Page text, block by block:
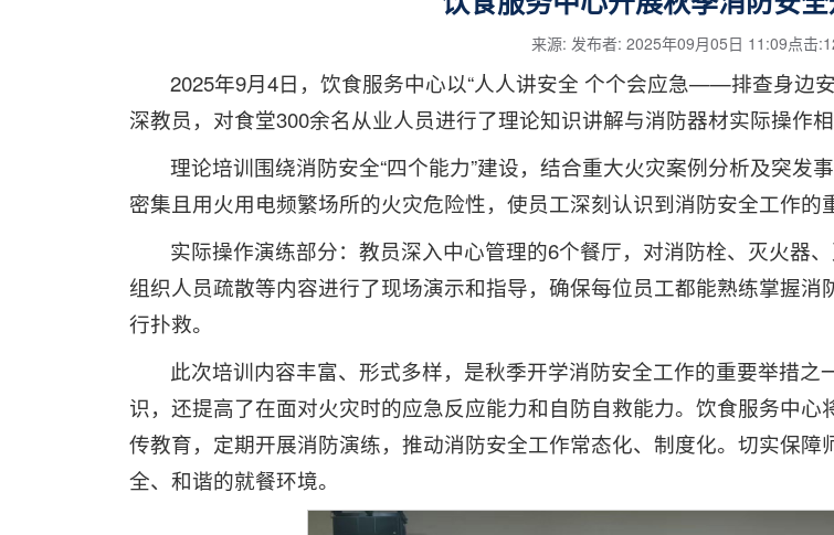
来源: 发布者: 2025年09月05日 11:09点击:
2025年9月4日，饮食服务中心以“人人讲安全 个个会应急——排查身边
深教员，对食堂300余名从业人员进行了理论知识讲解与消防器材实际操作相
理论培训围绕消防安全“四个能力”建设，结合重大火灾案例分析及突发
密集且用火用电频繁场所的火灾危险性，使员工深刻认识到消防安全工作的
实际操作演练部分：教员深入中心管理的6个餐厅，对消防栓、灭火器
组织人员疏散等内容进行了现场演示和指导，确保每位员工都能熟练掌握
行扑救。
此次培训内容丰富、形式多样，是秋季开学消防安全工作的重要举措
识，还提高了在面对火灾时的应急反应能力和自防自救能力。饮食服务中
传教育，定期开展消防演练，推动消防安全工作常态化、制度化。切实保
全、和谐的就餐环境。